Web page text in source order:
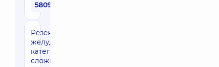
58090 грн
Резекция
желудка 3
категории
сложности